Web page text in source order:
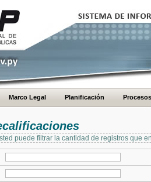
Marco Legal Planificación Procesos
puede filtrar la cantidad de registros que